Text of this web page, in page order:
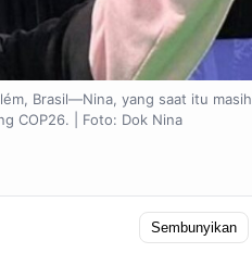
Brasil—Nina, yang saat itu masih
COP26. | Foto: Dok Nina
Sembunyikan